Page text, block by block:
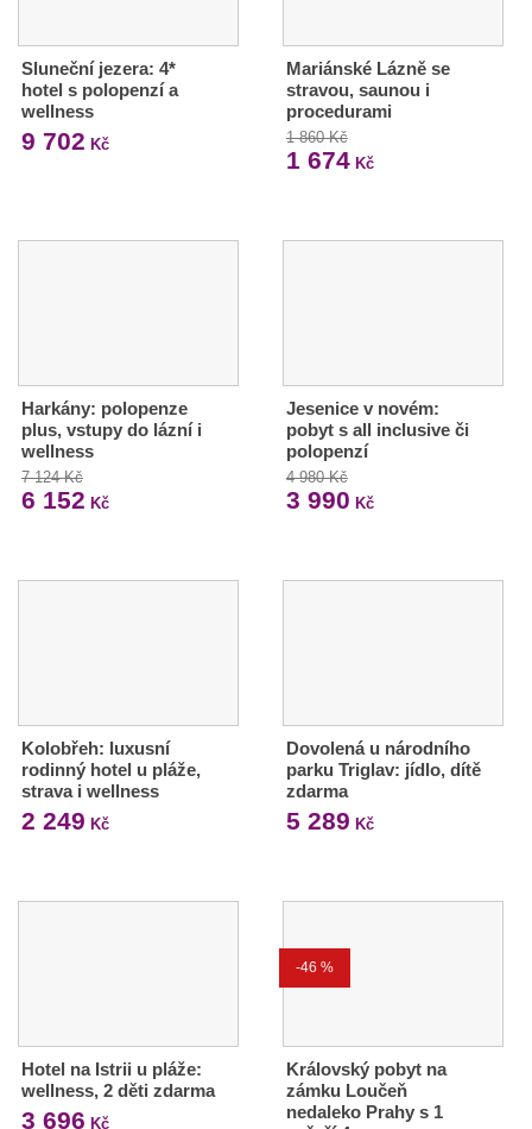
Sluneční jezera: 4*
hotel s polopenzí a
wellness
9 702 Kč
Mariánské Lázně se
stravou, saunou i
procedurami
1 860 Kč
1 674Kč
Harkány: polopenze
plus, vstupy do lázní i
wellness
7 124 Kč
6 152 Kč
Jesenice v novém:
pobyt s all inclusive či
polopenzí
4 980 Kč
3 990 Kč
Kolobřeh: luxusní
rodinný hotel u pláže,
strava i wellness
2 249 Kč
Dovolená u národního
parku Triglav: jídlo, dítě
zdarma
5 289 Kč
Hotel na Istrii u pláže:
wellness, 2 děti zdarma
3 696 Kč
-46 %
Královský pobyt na
zámku Loučeň
nedaleko Prahy s 1